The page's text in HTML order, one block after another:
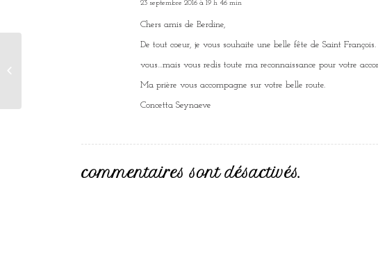
dit
23 septembre 2016 à 19 h 46 min
Chers amis de Berdine,
De tout coeur, je vous souhaite une belle fête de Saint
vous…mais vous redis toute ma reconnaissance pour votre
Ma prière vous accompagne sur votre belle route.
Concetta Seynaeve
commentaires sont désactivés.